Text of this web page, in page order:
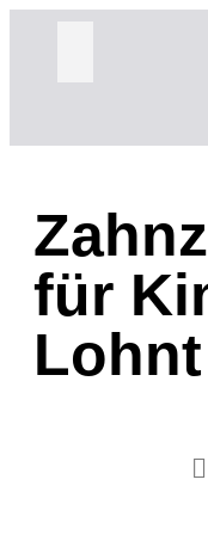
für